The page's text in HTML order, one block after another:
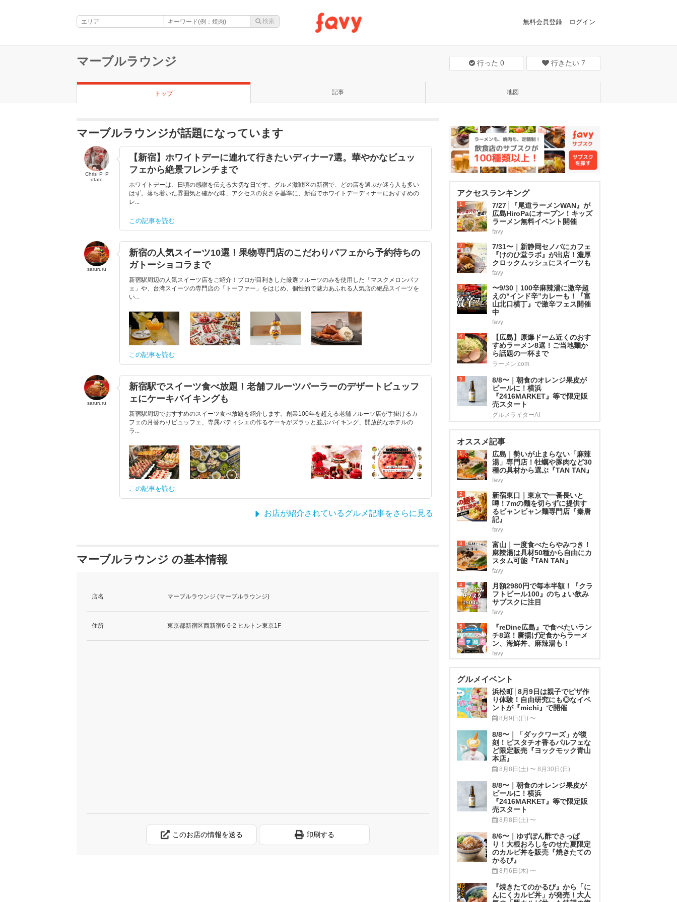
無料会員登録 ログイン
マーブルラウンジ 行った 0 行きたい 7
トップ 記事 地図
マーブルラウンジが話題になっています
Chris･P･P
otato
【新宿】ホワイトデーに連れて行きたいディナー7選。華やかなビュッ
フェから絶景フレンチまで
ホワイトデーは、日頃の感謝を伝える大切な日です。グルメ激戦区の新宿で、どの店を選ぶか迷う人も多い
はず。落ち着いた雰囲気と確かな味、アクセスの良さを基準に、新宿でホワイトデーディナーにおすすめの
レ...
この記事を読む
sarururu
新宿の人気スイーツ10選！果物専門店のこだわりパフェから予約待ちの
ガトーショコラまで
新宿駅周辺の人気スイーツ店をご紹介！プロが目利きした厳選フルーツのみを使用した「マスクメロンパフ
ェ」や、台湾スイーツの専門店の「トーファー」をはじめ、個性的で魅力あふれる人気店の絶品スイーツを
い...
この記事を読む
sarururu
新宿駅でスイーツ食べ放題！老舗フルーツパーラーのデザートビュッフ
ェにケーキバイキングも
新宿駅周辺でおすすめのスイーツ食べ放題を紹介します。創業100年を超える老舗フルーツ店が手掛けるカ
フェの月替わりビュッフェ、専属パティシエの作るケーキがズラッと並ぶバイキング、開放的なホテルの
ラ...
この記事を読む
お店が紹介されているグルメ記事をさらに見る
マーブルラウンジ の基本情報
店名 マーブルラウンジ (マーブルラウンジ)
住所 東京都新宿区西新宿6-6-2 ヒルトン東京1F
このお店の情報を送る 印刷する
アクセスランキング
1
7/27│『尾道ラーメンWAN』が
広島HiroPaにオープン！キッズ
ラーメン無料イベント開催
favy
2
7/31〜｜新静岡セノバにカフェ
『けのひ堂ラボ』が出店！濃厚
クロックムッシュにスイーツも
favy
3
〜9/30｜100辛麻辣湯に激辛超
えの“インド辛”カレーも！『富
山北口横丁』で激辛フェス開催
中
favy
4
【広島】原爆ドーム近くのおす
すめラーメン8選！ご当地麺か
ら話題の一杯まで
ラーメン.com
5
8/8〜｜朝食のオレンジ果皮が
ビールに！横浜
『2416MARKET』等で限定販
売スタート
グルメライターAI
オススメ記事
1
広島｜勢いが止まらない「麻辣
湯」専門店！牡蠣や豚肉など30
種の具材から選ぶ『TAN TAN』
favy
2
新宿東口｜東京で一番長いと
噂！7mの麺を切らずに提供す
るビャンビャン麺専門店『秦唐
記』
favy
3
富山｜一度食べたらやみつき！
麻辣湯は具材50種から自由にカ
スタム可能『TAN TAN』
favy
4
月額2980円で毎本半額！『クラ
フトビール100』のちょい飲み
サブスクに注目
favy
5
『reDine広島』で食べたいラン
チ8選！唐揚げ定食からラーメ
ン、海鮮丼、麻辣湯も！
favy
グルメイベント
浜松町│8月9日は親子でピザ作
り体験！自由研究にも◎なイベ
ントが『michi』で開催
8月9日(日) 〜
8/8〜｜「ダックワーズ」が復
刻！ピスタチオ香るパルフェな
ど限定販売『ヨックモック青山
本店』
8月8日(土) 〜 8月30日(日)
8/8〜｜朝食のオレンジ果皮が
ビールに！横浜
『2416MARKET』等で限定販
売スタート
8月8日(土) 〜
8/6〜｜ゆずぽん酢でさっぱ
り！大根おろしをのせた夏限定
のカルビ丼を販売『焼きたての
かるび』
8月6日(木) 〜
『焼きたてのかるび』から「に
んにくカルビ丼」が発売！大人